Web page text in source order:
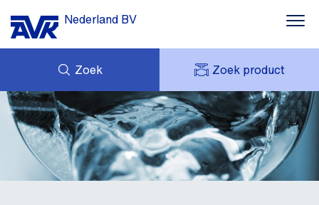
Nederland BV
Zoek Zoek product
NIEUWS
DOWNLOADS
CASE STORIES
AVK NEDERLAND
MIJN OFFERTES
MIJN AVK
AVK HOLDING (GROUP)
VACATURES